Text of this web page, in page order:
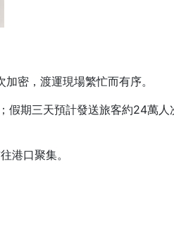
密，渡運現場繁忙而有序。
假期三天預計發送旅客約24萬
港口聚集。